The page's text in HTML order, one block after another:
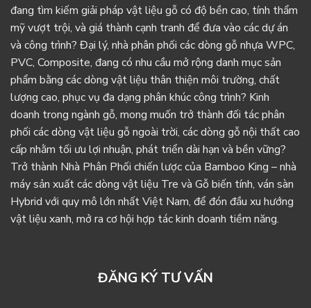
đang tìm kiếm giải pháp vật liệu gỗ có độ bền cao, tính thẩm
mỹ vượt trội, và giá thành cạnh tranh để đưa vào các dự án
và công trình? Đại lý, nhà phân phối các dòng gỗ nhựa WPC,
PVC, Composite, đang có nhu cầu mở rộng danh mục sản
phẩm bằng các dòng vật liệu thân thiện môi trường, chất
lượng cao, phục vụ đa dạng phân khúc công trình? Kinh
doanh trong ngành gỗ, mong muốn trở thành đối tác phân
phối các dòng vật liệu gỗ ngoài trời, các dòng gỗ nội thất cao
cấp nhằm tối ưu lợi nhuận, phát triển dài hạn và bền vững?
Trở thành Nhà Phân Phối chiến lược của Bamboo King – nhà
máy sản xuất các dòng vật liệu Tre và Gỗ biến tính, ván sàn
Hybrid với quy mô lớn nhất Việt Nam, để đón đầu xu hướng
vật liệu xanh, mở ra cơ hội hợp tác kinh doanh tiềm năng.
ĐĂNG KÝ TƯ VẤN